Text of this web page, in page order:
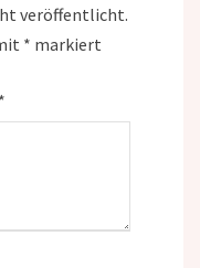
veröffentlicht.
* markiert
*